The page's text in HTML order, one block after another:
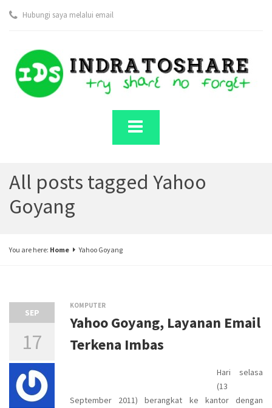
Hubungi saya melalui email
All posts tagged Yahoo
Goyang
You are here: Home Yahoo Goyang
SEP
17
KOMPUTER
Yahoo Goyang, Layanan Email
Terkena Imbas
Hari selasa
(13
September 2011) berangkat ke kantor dengan